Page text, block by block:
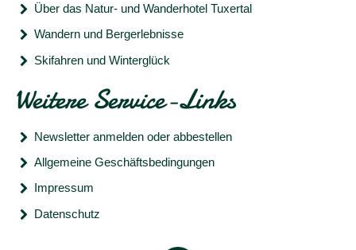
Über das Natur- und Wanderhotel Tuxertal
Wandern und Bergerlebnisse
Skifahren und Winterglück
Weitere Service-Links
Newsletter anmelden oder abbestellen
Allgemeine Geschäftsbedingungen
Impressum
Datenschutz